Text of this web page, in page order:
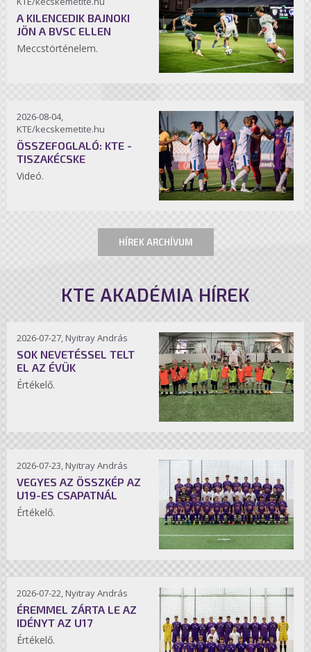
A KILENCEDIK BAJNOKI
JÖN A BVSC ELLEN
Meccstörténelem.
2026-08-04,
KTE/kecskemetite.hu
ÖSSZEFOGLALÓ: KTE -
TISZAKÉCSKE
Videó.
HÍREK ARCHÍVUM
KTE AKADÉMIA HÍREK
2026-07-27, Nyitray András
SOK NEVETÉSSEL TELT
EL AZ ÉVÜK
Értékelő.
2026-07-23, Nyitray András
VEGYES AZ ÖSSZKÉP AZ
U19-ES CSAPATNÁL
Értékelő.
2026-07-22, Nyitray András
ÉREMMEL ZÁRTA LE AZ
IDÉNYT AZ U17
Értékelő.